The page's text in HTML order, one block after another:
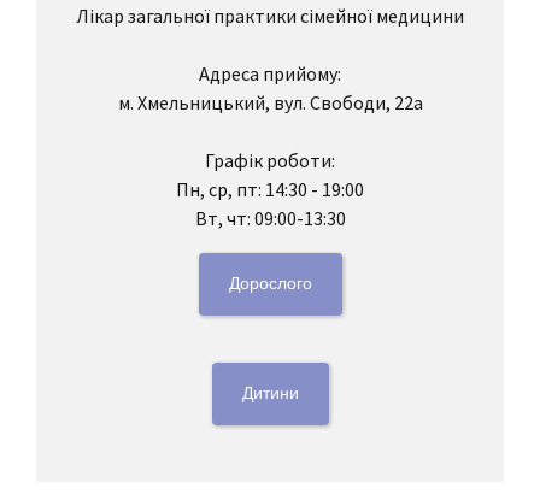
Лікар загальної практики сімейної медицини
Адреса прийому:
м. Хмельницький, вул. Свободи, 22а
Графік роботи:
Пн, ср, пт: 14:30 - 19:00
Вт, чт: 09:00-13:30
Дорослого
Дитини